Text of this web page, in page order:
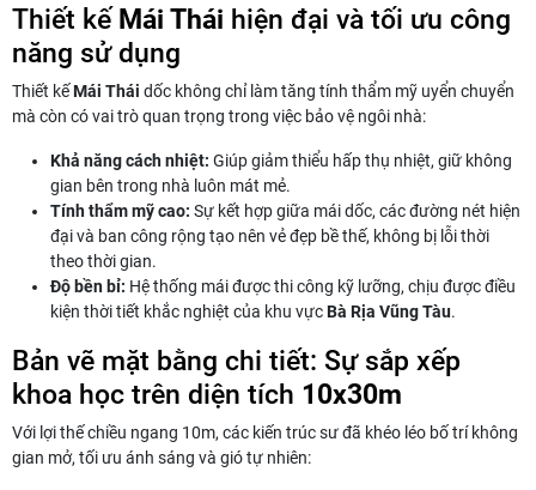
Thiết kế Mái Thái hiện đại và tối ưu công
năng sử dụng
Thiết kếMái Thái dốc không chỉ làm tăng tính thẩm mỹ uyển chuyển
mà còn có vai trò quan trọng trong việc bảo vệ ngôi nhà:
Khả năng cách nhiệt: Giúp giảm thiểu hấp thụ nhiệt, giữ không
gian bên trong nhà luôn mát mẻ.
Tính thẩm mỹ cao: Sự kết hợp giữa mái dốc, các đường nét hiện
đại và ban công rộng tạo nên vẻ đẹp bề thế, không bị lỗi thời
theo thời gian.
Độ bền bỉ: Hệ thống mái được thi công kỹ lưỡng, chịu được điều
kiện thời tiết khắc nghiệt của khu vựcBà Rịa Vũng Tàu.
Bản vẽ mặt bằng chi tiết: Sự sắp xếp
khoa học trên diện tích 10x30m
Với lợi thế chiều ngang 10m, các kiến trúc sư đã khéo léo bố trí không
gian mở, tối ưu ánh sáng và gió tự nhiên: